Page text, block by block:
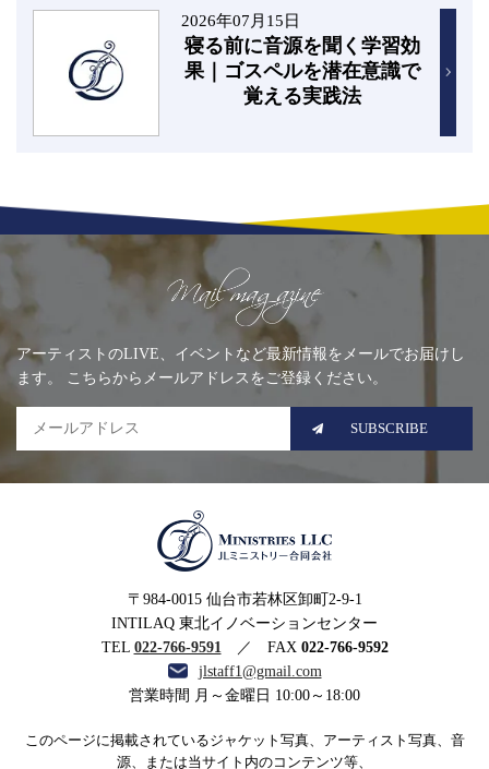
2026年07月15日
寝る前に音源を聞く学習効
果｜ゴスペルを潜在意識で
覚える実践法
アーティストのLIVE、イベントなど最新情報をメールでお届けし
ます。 こちらからメールアドレスをご登録ください。
SUBSCRIBE
ストリー合同会社
〒984-0015 仙台市若林区卸町2-9-1
INTILAQ 東北イノベーションセンター
TEL 022-766-9591 ／ FAX 022-766-9592
jlstaff1@gmail.com
営業時間 月～金曜日 10:00～18:00
このページに掲載されているジャケット写真、アーティスト写真、音
源、または当サイト内のコンテンツ等、